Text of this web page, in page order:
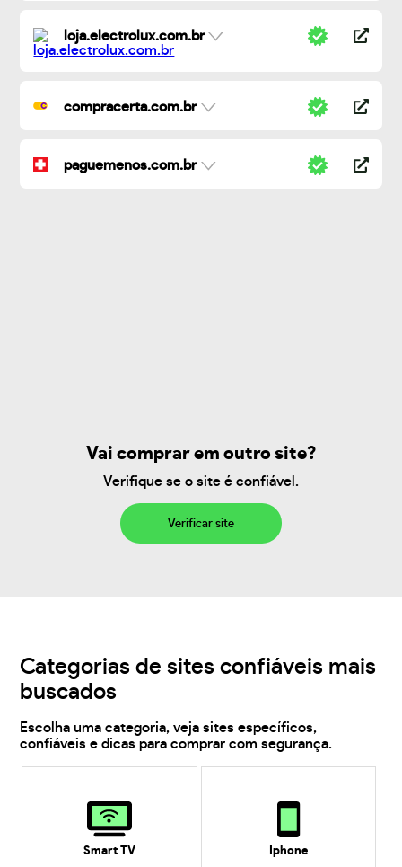
loja.electrolux.com.br
compracerta.com.br
paguemenos.com.br
Vai comprar em outro site?
Verifique se o site é confiável.
Verificar site
Categorias de sites confiáveis mais
buscados
Escolha uma categoria, veja sites específicos,
confiáveis e dicas para comprar com segurança.
Smart TV Iphone